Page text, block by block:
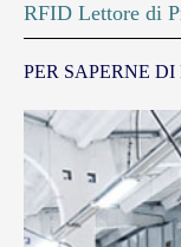
RFID Lettore di
PER SAPERNE DI